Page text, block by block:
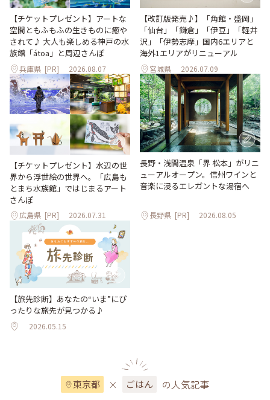
【チケットプレゼント】アートな
空間ともふもふの生きものに癒や
されて♪ 大人も楽しめる神戸の水
族館「átoa」と周辺さんぽ
兵庫県 [PR] 2026.08.07
【改訂版発売♪】「角館・盛岡」
「仙台」「鎌倉」「伊豆」「軽井
沢」「伊勢志摩」国内6エリアと
海外1エリアがリニューアル
宮城県 2026.07.09
【チケットプレゼント】水辺の世
界から浮世絵の世界へ。「広島も
とまち水族館」ではじまるアート
さんぽ
広島県 [PR] 2026.07.31
長野・浅間温泉「界 松本」がリニ
ューアルオープン。信州ワインと
音楽に浸るエレガントな湯宿へ
長野県 [PR] 2026.08.05
【旅先診断】あなたの“いま”にぴ
ったりな旅先が見つかる♪
2026.05.15
東京都 × ごはん の人気記事